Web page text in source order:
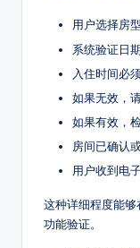
用户选择房型
系统验证日期
入住时间必
如果无效，
如果有效，
房间已确认
用户收到电
这种详细程度能
功能验证。